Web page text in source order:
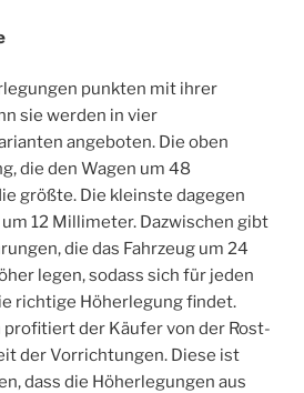
punkten mit ihrer
sie werden in vier
angeboten. Die oben
die den Wagen um 48
größte. Die kleinste dagegen
12 Millimeter. Dazwischen gibt
die das Fahrzeug um 24
legen, sodass sich für jeden
richtige Höherlegung findet.
profitiert der Käufer von der Rost-
der Vorrichtungen. Diese ist
dass die Höherlegungen aus